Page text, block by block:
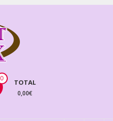
0 TOTAL
0,00€